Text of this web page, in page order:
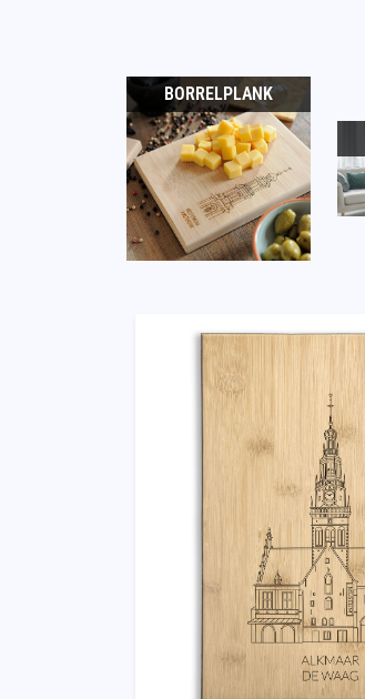
BORRELPLANK